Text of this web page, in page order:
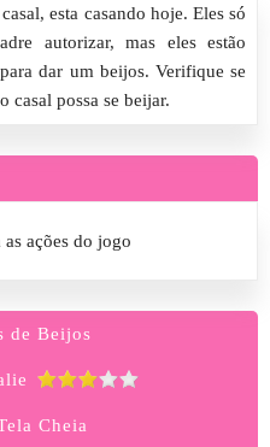
esta casando hoje. Eles só
autorizar, mas eles estão
dar um beijos. Verifique se
casal possa se beijar.
ações do jogo
de Beijos
Cheia